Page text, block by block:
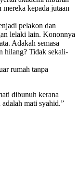
kepada jutaan
pelakon dan
lelaki lain. Kononnya
Adakah semasa
hilang? Tidak sekali-
rumah tanpa
dibunuh kerana
mati syahid.”